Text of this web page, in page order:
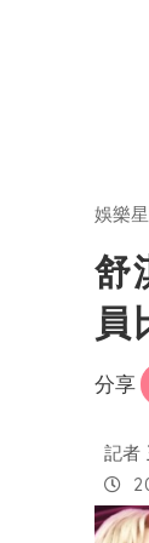
娛樂
舒
員
分享
記者